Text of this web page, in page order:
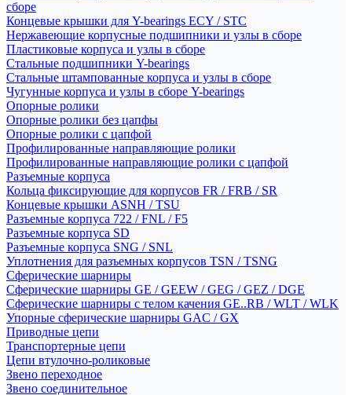
сборе
Концевые крышки для Y-bearings ECY / STC
Нержавеющие корпусные подшипники и узлы в сборе
Пластиковые корпуса и узлы в сборе
Стальные подшипники Y-bearings
Стальные штампованные корпуса и узлы в сборе
Чугунные корпуса и узлы в сборе Y-bearings
Опорные ролики
Опорные ролики без цапфы
Опорные ролики с цапфой
Профилированные направляющие ролики
Профилированные направляющие ролики с цапфой
Разъемные корпуса
Кольца фиксирующие для корпусов FR / FRB / SR
Концевые крышки ASNH / TSU
Разъемные корпуса 722 / FNL / F5
Разъемные корпуса SD
Разъемные корпуса SNG / SNL
Уплотнения для разъемных корпусов TSN / TSNG
Сферические шарниры
Сферические шарниры GE / GEEW / GEG / GEZ / DGE
Сферические шарниры с телом качения GE..RB / WLT / WLK
Упорные сферические шарниры GAC / GX
Приводные цепи
Транспортерные цепи
Цепи втулочно-роликовые
Звено переходное
Звено соединительное